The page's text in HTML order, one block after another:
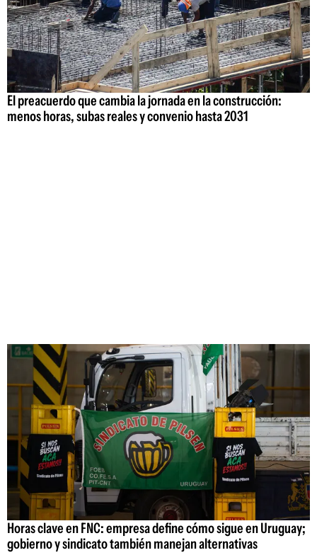
El preacuerdo que cambia la jornada en la construcción:
menos horas, subas reales y convenio hasta 2031
Horas clave en FNC: empresa define cómo sigue en Uruguay;
gobierno y sindicato también manejan alternativas